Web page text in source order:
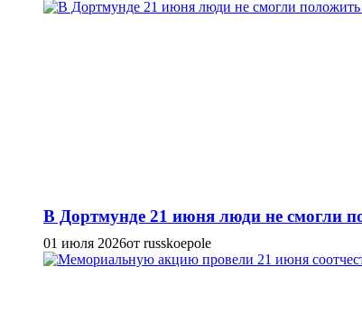
В Дортмунде 21 июня люди не смогли
01 июля 2026от russkoepole